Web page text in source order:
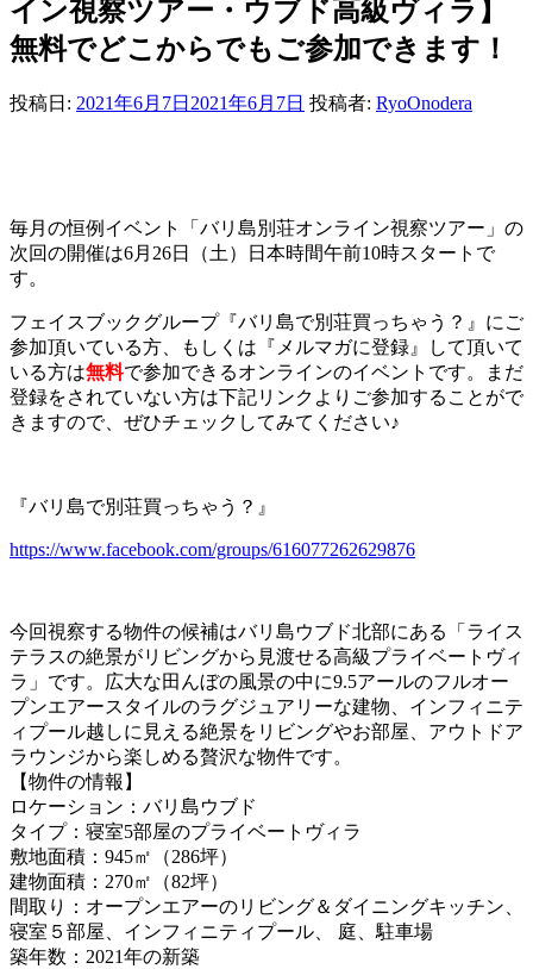
イン視察ツアー・ウブド高級ヴィラ】
無料でどこからでもご参加できます！
投稿日: 2021年6月7日 2021年6月7日 投稿者: RyoOnodera
毎月の恒例イベント「バリ島別荘オンライン視察ツアー」の
次回の開催は6月26日（土）日本時間午前10時スタートで
す。
フェイスブックグループ『バリ島で別荘買っちゃう？』にご
参加頂いている方、もしくは『メルマガに登録』して頂いて
いる方は無料で参加できるオンラインのイベントです。まだ
登録をされていない方は下記リンクよりご参加することがで
きますので、ぜひチェックしてみてください♪
『バリ島で別荘買っちゃう？』
https://www.facebook.com/groups/616077262629876
今回視察する物件の候補はバリ島ウブド北部にある「ライス
テラスの絶景がリビングから見渡せる高級プライベートヴィ
ラ」です。広大な田んぼの風景の中に9.5アールのフルオー
プンエアースタイルのラグジュアリーな建物、インフィニテ
ィプール越しに見える絶景をリビングやお部屋、アウトドア
ラウンジから楽しめる贅沢な物件です。
【物件の情報】
ロケーション：バリ島ウブド
タイプ：寝室5部屋のプライベートヴィラ
敷地面積：945㎡（286坪）
建物面積：270㎡（82坪）
間取り：オープンエアーのリビング＆ダイニングキッチン、
寝室５部屋、インフィニティプール、 庭、駐車場
築年数：2021年の新築